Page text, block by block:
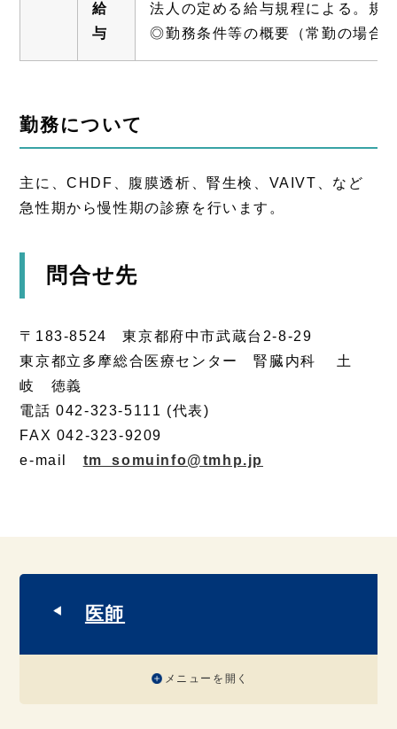
給
与
法人の定める給与規程による。規
◎勤務条件等の概要（常勤の場合
勤務について
主に、CHDF、腹膜透析、腎生検、VAIVT、など
急性期から慢性期の診療を行います。
問合せ先
〒183-8524 東京都府中市武蔵台2-8-29
東京都立多摩総合医療センター 腎臓内科 土
岐 徳義
電話 042-323-5111 (代表)
FAX 042-323-9209
e-mail tm_somuinfo@tmhp.jp
医師
メニューを開く